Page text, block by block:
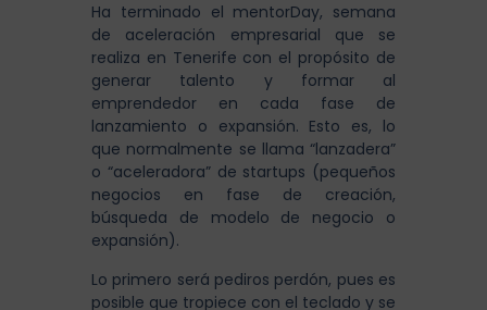
Ha terminado el mentorDay, semana
de aceleración empresarial que se
realiza en Tenerife con el propósito de
generar talento y formar al
emprendedor en cada fase de
lanzamiento o expansión. Esto es, lo
que normalmente se llama “lanzadera”
o “aceleradora” de startups (pequeños
negocios en fase de creación,
búsqueda de modelo de negocio o
expansión).
Lo primero será pediros perdón, pues es
posible que tropiece con el teclado y se